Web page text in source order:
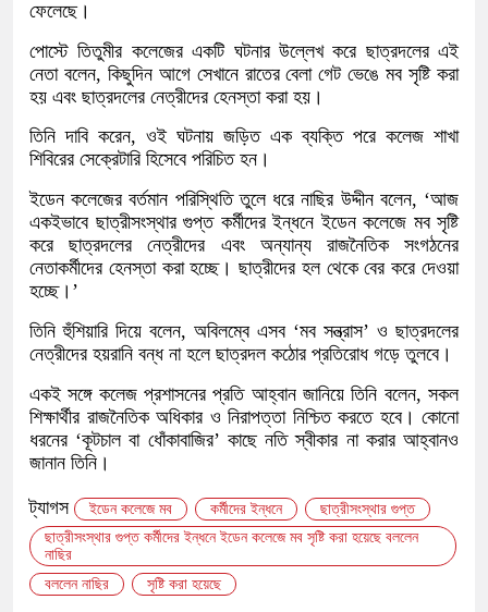
ফেলেছে।
পোস্টে তিতুমীর কলেজের একটি ঘটনার উল্লেখ করে ছাত্রদলের এই
নেতা বলেন, কিছুদিন আগে সেখানে রাতের বেলা গেট ভেঙে মব সৃষ্টি করা
হয় এবং ছাত্রদলের নেত্রীদের হেনস্তা করা হয়।
তিনি দাবি করেন, ওই ঘটনায় জড়িত এক ব্যক্তি পরে কলেজ শাখা
শিবিরের সেক্রেটারি হিসেবে পরিচিত হন।
ইডেন কলেজের বর্তমান পরিস্থিতি তুলে ধরে নাছির উদ্দীন বলেন, ‘আজ
একইভাবে ছাত্রীসংস্থার গুপ্ত কর্মীদের ইন্ধনে ইডেন কলেজে মব সৃষ্টি
করে ছাত্রদলের নেত্রীদের এবং অন্যান্য রাজনৈতিক সংগঠনের
নেতাকর্মীদের হেনস্তা করা হচ্ছে। ছাত্রীদের হল থেকে বের করে দেওয়া
হচ্ছে।’
তিনি হুঁশিয়ারি দিয়ে বলেন, অবিলম্বে এসব ‘মব সন্ত্রাস’ ও ছাত্রদলের
নেত্রীদের হয়রানি বন্ধ না হলে ছাত্রদল কঠোর প্রতিরোধ গড়ে তুলবে।
একই সঙ্গে কলেজ প্রশাসনের প্রতি আহ্বান জানিয়ে তিনি বলেন, সকল
শিক্ষার্থীর রাজনৈতিক অধিকার ও নিরাপত্তা নিশ্চিত করতে হবে। কোনো
ধরনের ‘কূটচাল বা ধোঁকাবাজির’ কাছে নতি স্বীকার না করার আহ্বানও
জানান তিনি।
ট্যাগস ইডেন কলেজে মব কর্মীদের ইন্ধনে
ছাত্রীসংস্থার গুপ্ত
ছাত্রীসংস্থার গুপ্ত কর্মীদের ইন্ধনে ইডেন কলেজে মব সৃষ্টি করা হয়েছে বললেন
নাছির
বললেন নাছির
সৃষ্টি করা হয়েছে